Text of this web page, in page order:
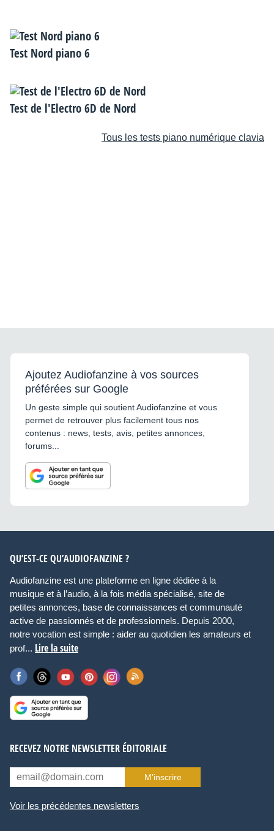
Test Nord piano 6
Test de l'Electro 6D de Nord
Tous les tests piano numérique clavia
Ajoutez Audiofanzine à vos sources
préférées sur Google
Un geste simple qui soutient Audiofanzine et vous
permet de retrouver plus facilement tous nos
contenus : news, tests, avis, petites annonces,
forums...
QU’EST-CE QU’AUDIOFANZINE ?
Audiofanzine est une plateforme en ligne dédiée à la
musique et à l’audio, à la fois média spécialisé, site de
petites annonces, base de connaissances et communauté
active de passionnés et de professionnels. Depuis 2000,
notre vocation est simple : aider au quotidien les amateurs et
prof... Lire la suite
RECEVEZ NOTRE NEWSLETTER ÉDITORIALE
M’inscrire
Voir les précédentes newsletters